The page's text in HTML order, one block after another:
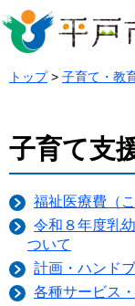
トップ> 子育て・教
子育て支
福祉医療費（こ
令和８年度乳
ついて
計画・ハンド
各種サービス